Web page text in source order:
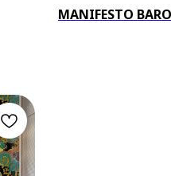
MANIFESTO